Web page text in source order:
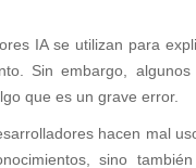
IA se utilizan para
Sin embargo,
que es un grave error.
hacen mal
sino